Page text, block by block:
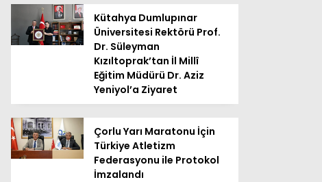
Kütahya Dumlupınar
Üniversitesi Rektörü Prof.
Dr. Süleyman
Kızıltoprak’tan İl Millî
Eğitim Müdürü Dr. Aziz
Yeniyol’a Ziyaret
Çorlu Yarı Maratonu İçin
Türkiye Atletizm
Federasyonu ile Protokol
İmzalandı